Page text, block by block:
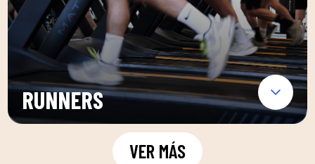
RUNNERS
VER MÁS